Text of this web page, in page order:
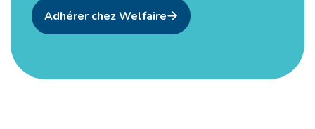
Adhérer chez Welfaire